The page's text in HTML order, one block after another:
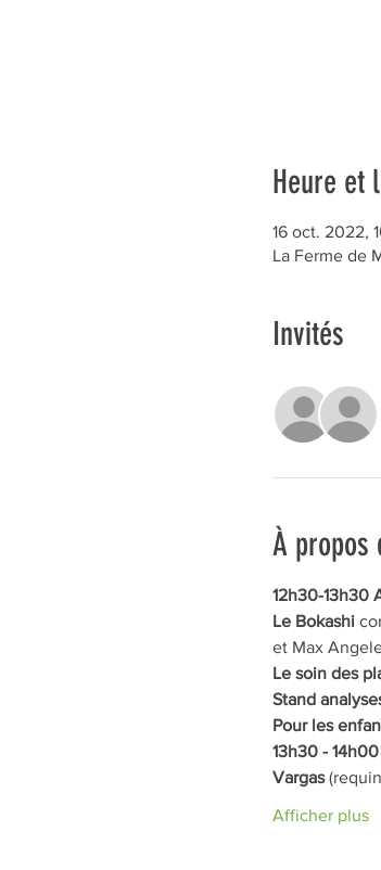
Heure et
16 oct. 2022,
La Ferme de
Invités
À propos
12h30-13h30
Le Bokashi
et Max
Le soin des
Stand
Pour les
13h30 -
Vargas
Afficher plus